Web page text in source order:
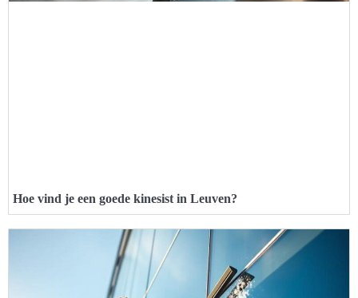
Hoe vind je een goede kinesist in Leuven?